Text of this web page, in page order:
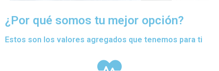
¿Por qué somos tu mejor opción?
Estos son los valores agregados que tenemos para ti